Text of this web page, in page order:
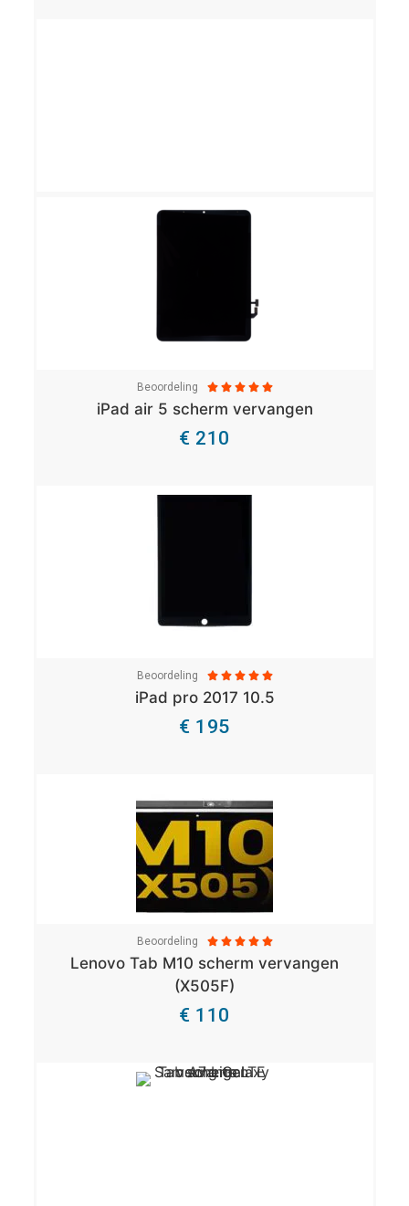
Beoordeling     
iPad air 5 scherm vervangen
€ 210
Bekijk Details
Beoordeling     
iPad pro 2017 10.5
€ 195
Bekijk Details
Beoordeling     
Lenovo Tab M10 scherm vervangen
(X505F)
€ 110
Bekijk Details